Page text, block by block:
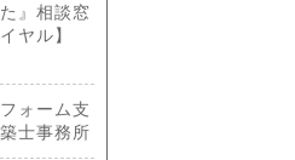
』相談窓
ヤル】
ォーム支
士事務所